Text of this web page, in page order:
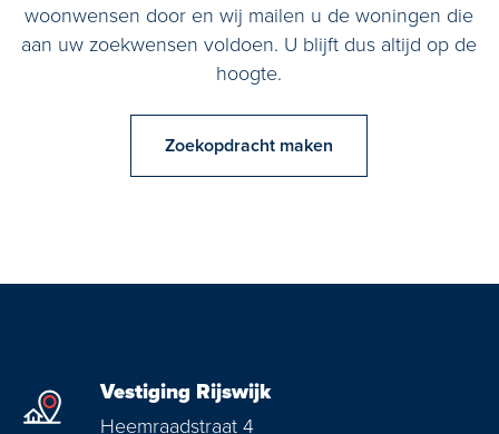
woonwensen door en wij mailen u de woningen die
aan uw zoekwensen voldoen. U blijft dus altijd op de
hoogte.
Zoekopdracht maken
Vestiging Rijswijk
Heemraadstraat 4